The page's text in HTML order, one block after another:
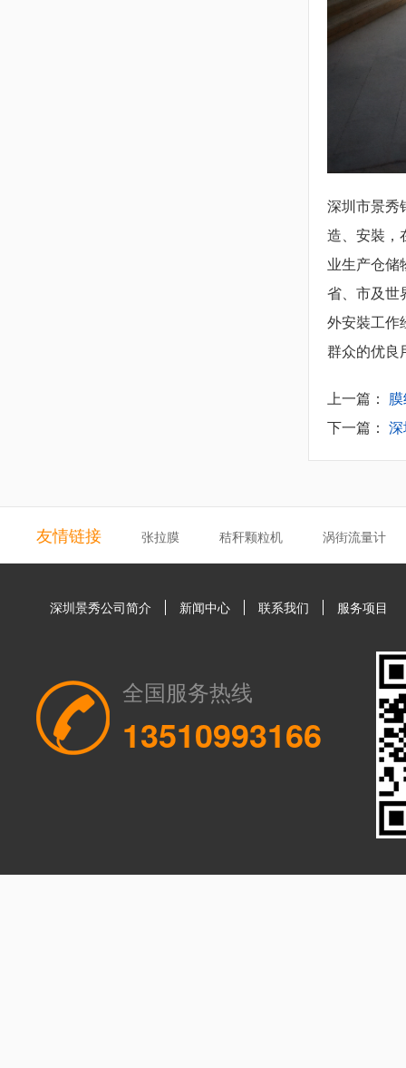
深圳市景秀
造、安裝，
业生产仓储
省、市及世
外安裝工作
群众的优良
上一篇：
下一篇：
友情链接 张拉膜 秸秆颗粒机 涡街流量计
深圳景秀公司简介 新闻中心 联系我们 服务项目
全国服务热线
13510993166